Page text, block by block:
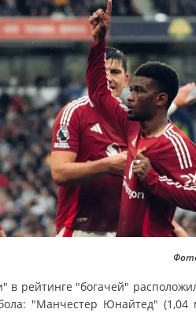
в рейтинге "богачей"
"Манчестер Юнайтед"